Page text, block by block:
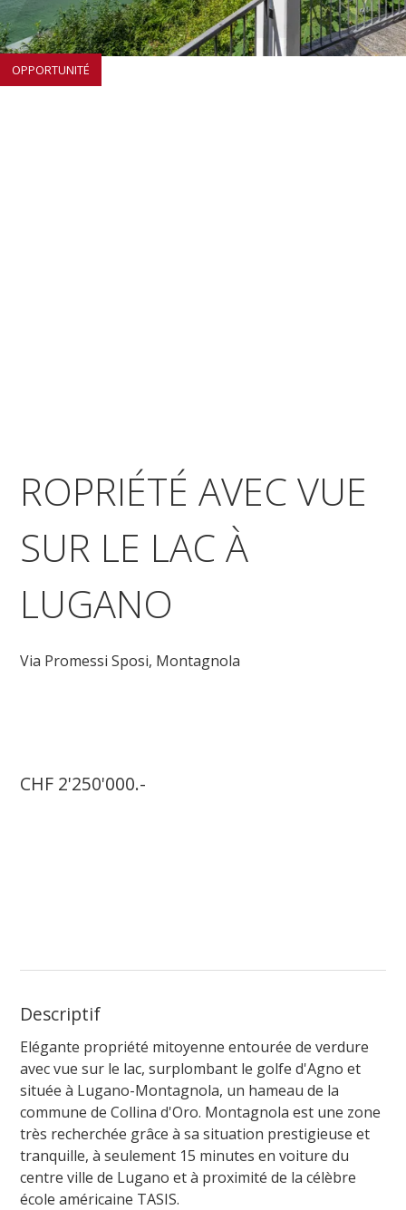
OPPORTUNITÉ
ROPRIÉTÉ AVEC VUE
SUR LE LAC À
LUGANO
Via Promessi Sposi, Montagnola
CHF 2'250'000.-
Descriptif
Elégante propriété mitoyenne entourée de verdure
avec vue sur le lac, surplombant le golfe d'Agno et
située à Lugano-Montagnola, un hameau de la
commune de Collina d'Oro. Montagnola est une zone
très recherchée grâce à sa situation prestigieuse et
tranquille, à seulement 15 minutes en voiture du
centre ville de Lugano et à proximité de la célèbre
école américaine TASIS.